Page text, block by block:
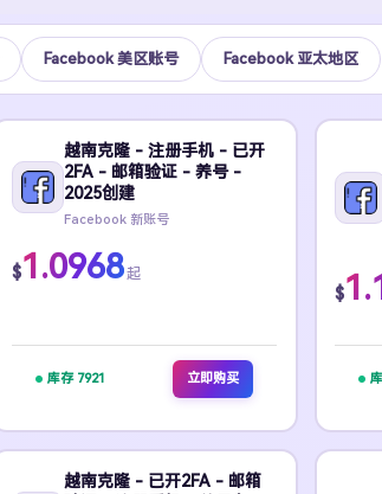
Facebook 美区账号 Facebook 亚太地区
越南克隆 - 注册手机 - 已开
2FA - 邮箱验证 - 养号 -
2025创建
Facebook 新账号
$1.0968起
库存 7921 立即购买
$
越南克隆 - 已开2FA - 邮箱